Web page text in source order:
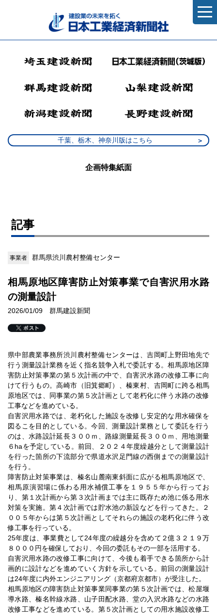
千葉、栃木、神奈川版はこちら
企画特集紙面
記事
事業者 群馬県渋川農村整備センター
相馬原地区障害防止対策事業で自害沢用水路
の測量設計
2026/01/09 群馬建設新聞
県中部農業事務所渋川農村整備センターは、吉岡町上野田地先で
行う測量設計業務を近く指名競争入札で委託する。相馬原地区障
害防止対策事業の第５次計画の中で、自害沢水路の改修工事に向
けて行うもの。高崎市（旧箕郷町）、榛東村、吉岡町に跨る相馬
原地区では、同事業の第５次計画として老朽化に伴う水路の改修
工事などを進めている。
自害沢用水路では、老朽化した施設を改修し安定的な用水確保を
図るこを目的としている。今回、測量設計業務として委託を行う
のは、水路設計延長３００ｍ、路線測量延長３００ｍ、用地測量
６haを予定している。前回、２０２４年度繰越分として測量設計
を行った箇所の下流部分で県道水沢足門線の西側までの測量設計
を行う。
障害防止対策事業は、榛名山麓南東斜面に広がる相馬原地区で、
相馬原演習場に係わる用水補償工事を１９５５年から行ってお
り、第１次計画から第３次計画までは主に既存ため池に係る用水
対策を実施。第４次計画では貯水池の新設などを行ってきた。２
００５年からは第５次計画としてそれらの施設の老朽化に伴う改
修工事を行っている。
25年度は、事業費として24年度の繰越分を含めて２億３２１９万
８０００円を確保しており、今回の委託もその一部を活用する。
自害沢用水路の改修工事に向けて、今後も着手できる箇所から計
画的に設計などを進めていく方針を示している。前回の測量設計
は24年度に内外エンジニアリング（京都府京都市）が受注した。
相馬原地区の障害防止対策事業同事業の第５次計画では、松屋堰
導水路、榛名幹線水路、山子田配水路、堂の入沢水路などの水路
改修工事などを進めている。第５次計画としての用水施設改修工